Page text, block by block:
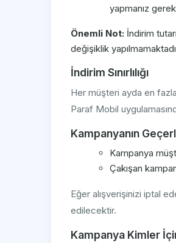
yapmanız
Önemli Not: İndirim
değişiklik
İndirim Sınırlılığı
Her müşteri ayda en
Paraf Mobil
Kampanyanın
Kampanya
Çakışan
Eğer alışverişinizi iptal
edilecektir.
Kampanya Kimler